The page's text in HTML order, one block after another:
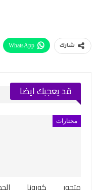
شارك WhatsApp
قد يعجبك ايضا
مختارات